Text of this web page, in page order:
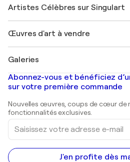
Mon compte
+33 1 76 44 06 42
Magazine Singulart
Emplois
Découvrez une sélection d'art
Se connecter en tant qu'Artiste
Artistes Célèbres sur Singulart
Marc Chagall
Banksy
Mr. Brainwash
Shepard Fairey
Œuvres d'art à vendre
Tableaux abstraits à vendre
Peintures de paysage
Estampes
Peintures acryliques
Galeries
Galeries d'art en France
Galeries d'art en Belgique
Abonnez-vous et bénéficiez
sur votre première commande
Nouvelles œuvres, coups de cœur de
fonctionnalités exclusives.
Saisissez
votre
adresse
e-
mail
J'en profite dès